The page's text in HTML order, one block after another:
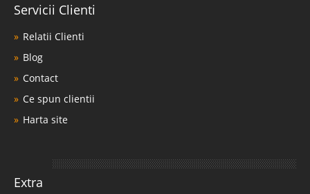
Servicii Clienti
Relatii Clienti
Blog
Contact
Ce spun clientii
Harta site
Extra